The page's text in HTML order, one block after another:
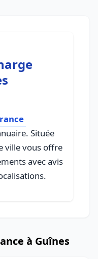
Située
ville vous offre
avec avis
à Guînes